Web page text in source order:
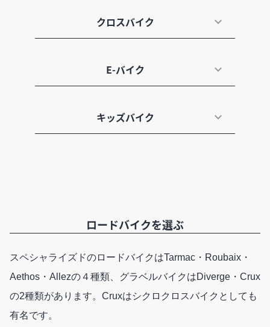
クロスバイク
E-バイク
キッズバイク
ロードバイクを選ぶ
スペシャライズドのロードバイクはTarmac・Roubaix・
Aethos・Allezの４種類、グラベルバイクはDiverge・Crux
の2種類があります。Cruxはシクロクロスバイクとしても
有名です。